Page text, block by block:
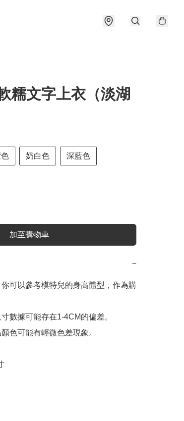
糯文字上衣（淡湖
奶白色 深藍色
加至購物車
−
可以參考模特兒的身高體型，作為購
數據可能存在1-4CM的偏差。
色可能有輕微色差現象。